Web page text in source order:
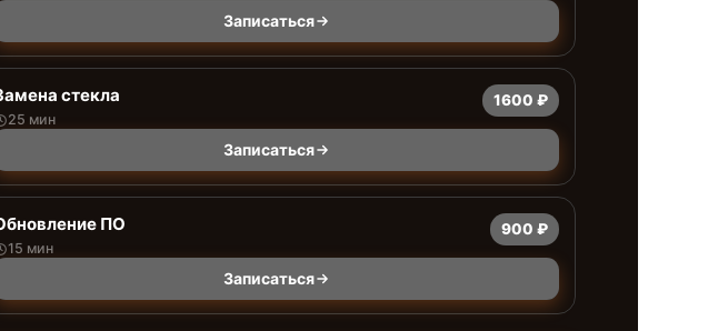
Записаться
стекла
25 мин
1600 ₽
Записаться
ПО
15 мин
900 ₽
Записаться